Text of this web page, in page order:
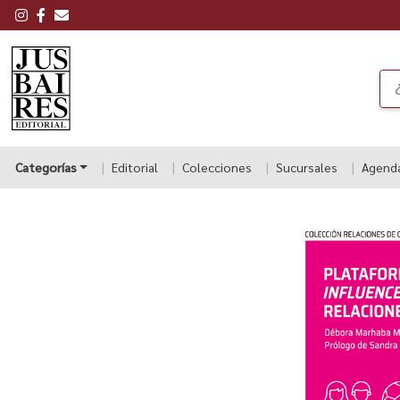
Categorías Editorial Colecciones Sucursales